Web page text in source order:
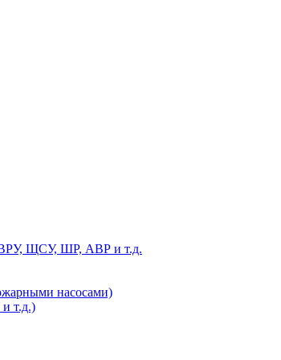
ВРУ, ЩСУ, ШР, АВР и т.д.
насосами)
т.д.)